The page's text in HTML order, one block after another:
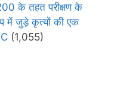
के तहत परीक्षण के
में जुड़े कृत्यों की एक
(1,055)